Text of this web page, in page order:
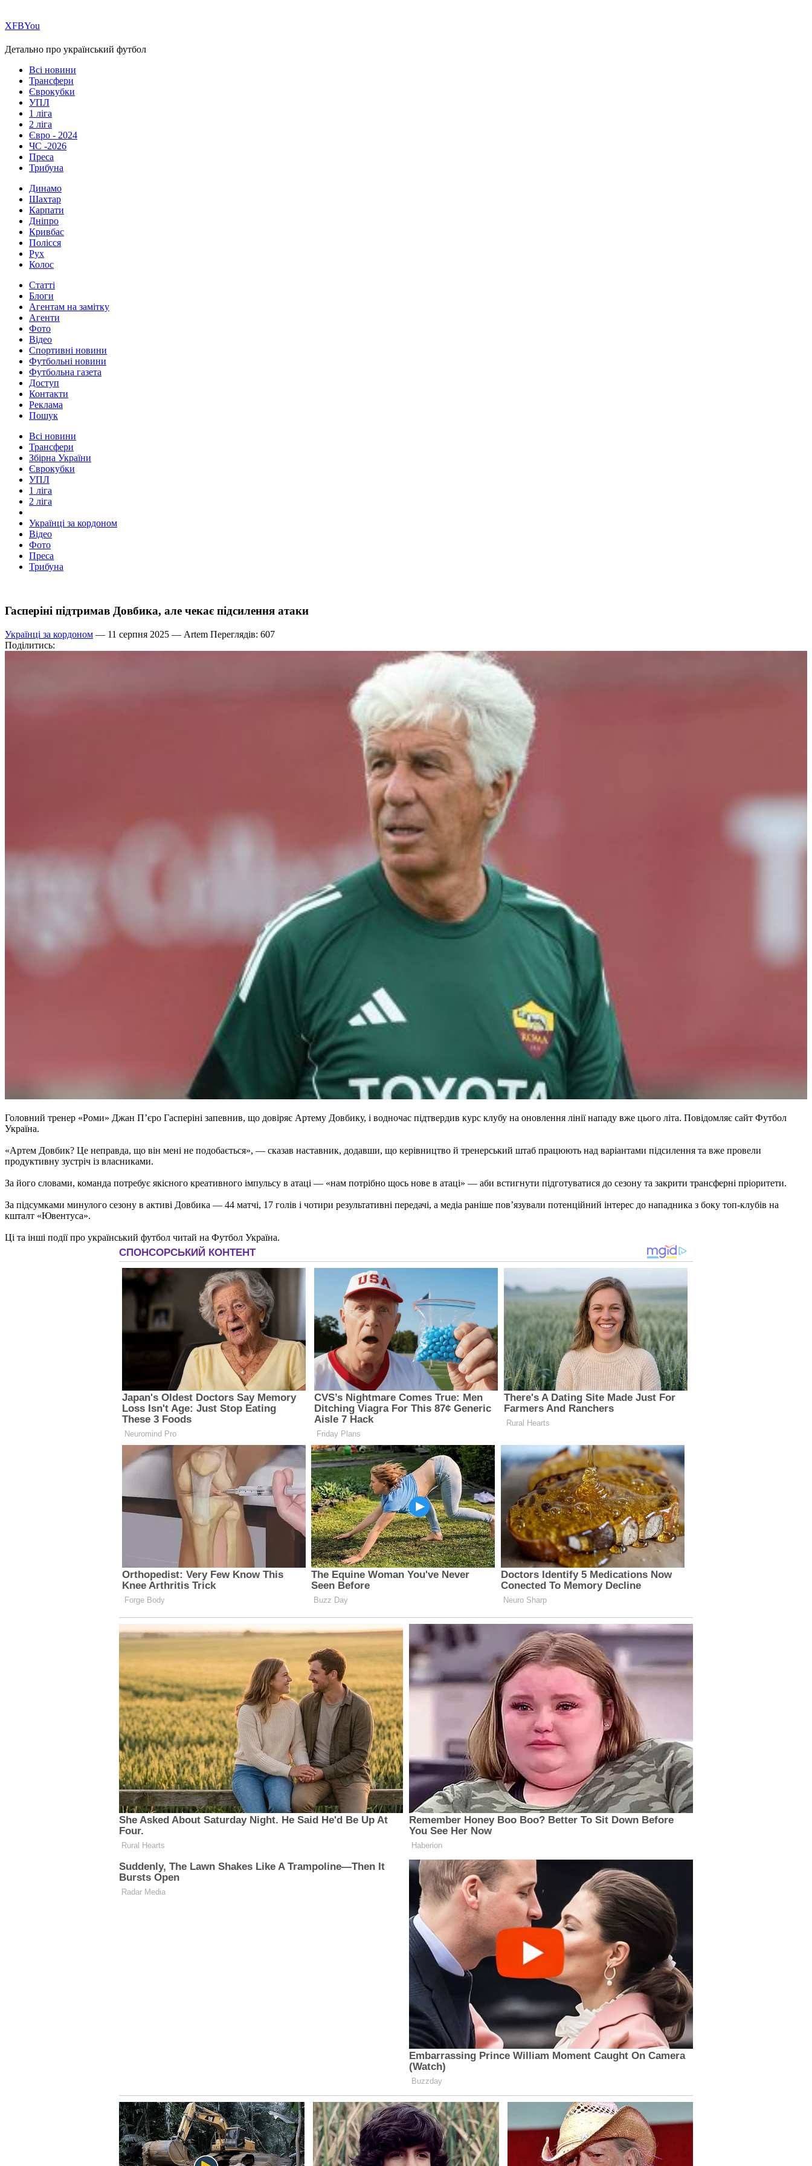
ХFBYou
Детально про український футбол
Всі новини
Трансфери
Єврокубки
УПЛ
1 ліга
2 ліга
Євро - 2024
ЧС -2026
Преса
Трибуна
Динамо
Шахтар
Карпати
Дніпро
Кривбас
Полісся
Рух
Колос
Статті
Блоги
Агентам на замітку
Агенти
Фото
Відео
Спортивні новини
Футбольні новини
Футбольна газета
Доступ
Контакти
Реклама
Пошук
Всі новини
Трансфери
Збірна України
Єврокубки
УПЛ
1 ліга
2 ліга
Українці за кордоном
Відео
Фото
Преса
Трибуна
Гасперіні підтримав Довбика, але чекає підсилення атаки
Українці за кордоном — 11 серпня 2025 — Artem Переглядів: 607
Поділитись:
Головний тренер «Роми» Джан П’єро Гасперіні запевнив, що довіряє Артему Довбику, і водночас підтвердив курс клубу на оновлення лінії нападу вже цього літа. Повідомляє сайт Футбол
Україна.
«Артем Довбик? Це неправда, що він мені не подобається», — сказав наставник, додавши, що керівництво й тренерський штаб працюють над варіантами підсилення та вже провели
продуктивну зустріч із власниками.
За його словами, команда потребує якісного креативного імпульсу в атаці — «нам потрібно щось нове в атаці» — аби встигнути підготуватися до сезону та закрити трансферні пріоритети.
За підсумками минулого сезону в активі Довбика — 44 матчі, 17 голів і чотири результативні передачі, а медіа раніше пов’язували потенційний інтерес до нападника з боку топ-клубів на
кшталт «Ювентуса».
Ці та інші події про український футбол читай на Футбол Україна.